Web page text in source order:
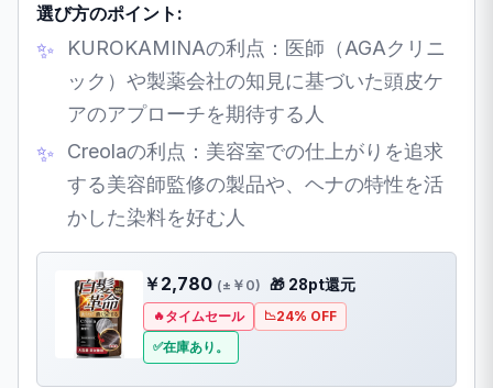
選び方のポイント:
KUROKAMINAの利点：医師（AGAクリニ
ック）や製薬会社の知見に基づいた頭皮ケ
アのアプローチを期待する人
Creolaの利点：美容室での仕上がりを追求
する美容師監修の製品や、ヘナの特性を活
かした染料を好む人
￥2,780 (±￥0) 🎁 28pt還元
タイムセール
24% OFF
在庫あり。